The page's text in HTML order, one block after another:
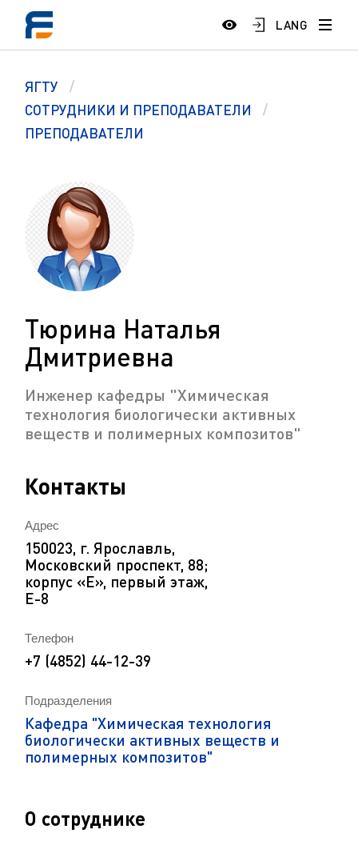
LANG
ЯГТУ
СОТРУДНИКИ И ПРЕПОДАВАТЕЛИ
ПРЕПОДАВАТЕЛИ
Тюрина Наталья
Дмитриевна
Инженер кафедры "Химическая
технология биологически активных
веществ и полимерных композитов"
Подразделения
Кафедра "Химическая технология
биологически активных веществ и
полимерных композитов"
О сотруднике
Контакты
Адрес
150023, г. Ярославль,
Московский проспект, 88;
корпус «Е», первый этаж,
Е-8
Телефон
+7 (4852) 44-12-39